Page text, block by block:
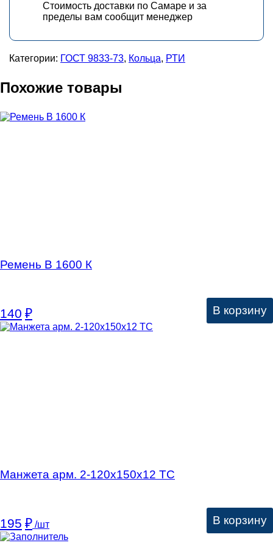
Стоимость доставки по Самаре и за
пределы вам сообщит менеджер
Категории: ГОСТ 9833-73, Кольца, РТИ
Похожие товары
Ремень В 1600 К
140 ₽ В корзину
Манжета арм. 2-120х150х12 ТС
195 ₽ /шт В корзину